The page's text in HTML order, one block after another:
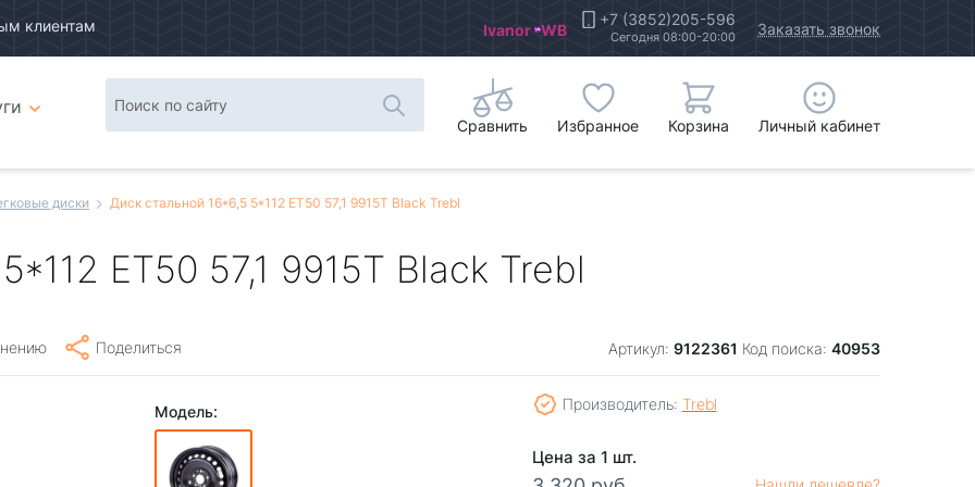
клиентам Ivanor WB +7 (3852)205-596
Сегодня 08:00-20:00 Заказать звонок
Сравнить Избранное Корзина Личный кабинет
диски Диск стальной 16*6,5 5*112 ET50 57,1 9915T Black Trebl
ET50 57,1 9915T Black Trebl
Поделиться Артикул: 9122361 Код поиска: 40953
Модель: Производитель: Trebl
Цена за 1 шт.